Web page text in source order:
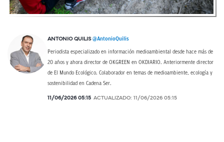
ANTONIO QUILIS @AntonioQuilis
Periodista especializado en información medioambiental desde hace más de
20 años y ahora director de OKGREEN en OKDIARIO. Anteriormente director
de El Mundo Ecológico. Colaborador en temas de medioambiente, ecología y
sostenibilidad en Cadena Ser.
11/06/2026 05:15 ACTUALIZADO: 11/06/2026 05:15